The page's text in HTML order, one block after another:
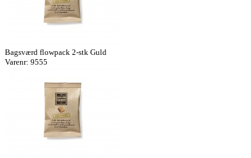
Bagsværd flowpack 2-stk Guld
Varenr: 9555